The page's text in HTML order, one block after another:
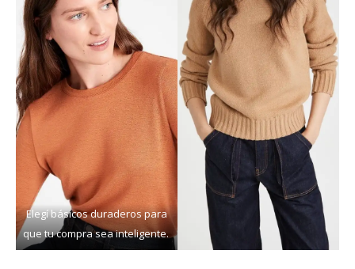
Elegí básicos duraderos para
que tu compra sea inteligente.